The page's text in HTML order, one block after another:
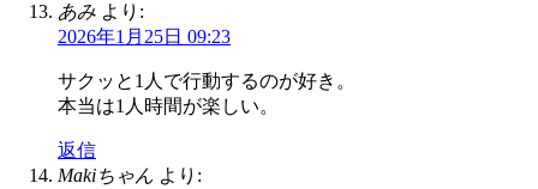
あみ より:
2026年1月25日 09:23
サクッと1人で行動するのが好き。
本当は1人時間が楽しい。
返信
Makiちゃん より: